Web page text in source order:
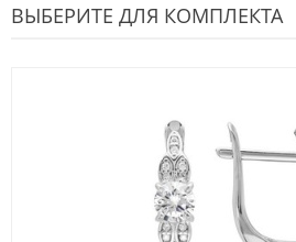
ВЫБЕРИТЕ ДЛЯ КОМПЛЕКТА